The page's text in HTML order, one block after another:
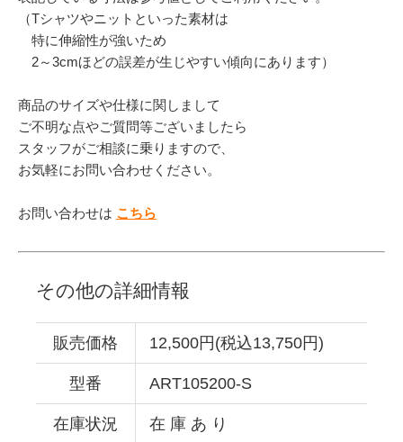
（Tシャツやニットといった素材は
特に伸縮性が強いため
2～3cmほどの誤差が生じやすい傾向にあります）
商品のサイズや仕様に関しまして
ご不明な点やご質問等ございましたら
スタッフがご相談に乗りますので、
お気軽にお問い合わせください。
お問い合わせは こちら
その他の詳細情報
販売価格 12,500円(税込13,750円)
型番 ART105200-S
在庫状況 在 庫 あ り